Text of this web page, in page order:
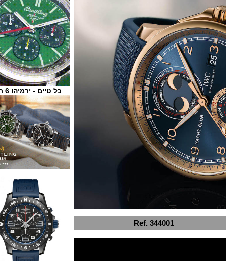
כל טיים - ירמיהו 6 ת"א